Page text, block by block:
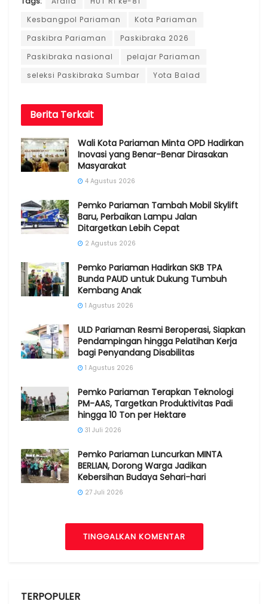
Kesbangpol Pariaman
Kota Pariaman
Paskibra Pariaman
Paskibraka 2026
Paskibraka nasional
pelajar Pariaman
seleksi Paskibraka Sumbar
Yota Balad
Berita Terkait
Wali Kota Pariaman Minta OPD Hadirkan
Inovasi yang Benar-Benar Dirasakan
Masyarakat
4 Agustus 2026
Pemko Pariaman Tambah Mobil Skylift
Baru, Perbaikan Lampu Jalan
Ditargetkan Lebih Cepat
2 Agustus 2026
Pemko Pariaman Hadirkan SKB TPA
Bunda PAUD untuk Dukung Tumbuh
Kembang Anak
1 Agustus 2026
ULD Pariaman Resmi Beroperasi, Siapkan
Pendampingan hingga Pelatihan Kerja
bagi Penyandang Disabilitas
1 Agustus 2026
Pemko Pariaman Terapkan Teknologi
PM-AAS, Targetkan Produktivitas Padi
hingga 10 Ton per Hektare
31 Juli 2026
Pemko Pariaman Luncurkan MINTA
BERLIAN, Dorong Warga Jadikan
Kebersihan Budaya Sehari-hari
27 Juli 2026
TINGGALKAN KOMENTAR
TERPOPULER